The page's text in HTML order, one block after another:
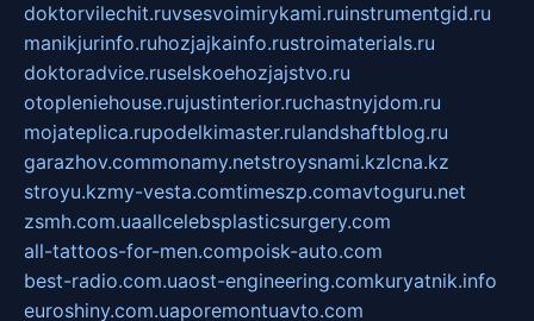
doktorvilechit.ruvsesvoimirykami.ruinstrumentgid.ru
manikjurinfo.ruhozjajkainfo.rustroimaterials.ru
doktoradvice.ruselskoehozjajstvo.ru
otopleniehouse.rujustinterior.ruchastnyjdom.ru
mojateplica.rupodelkimaster.rulandshaftblog.ru
garazhov.commonamy.netstroysnami.kzlcna.kz
stroyu.kzmy-vesta.comtimeszp.comavtoguru.net
zsmh.com.uaallcelebsplasticsurgery.com
all-tattoos-for-men.compoisk-auto.com
best-radio.com.uaost-engineering.comkuryatnik.info
euroshiny.com.uaporemontuavto.com